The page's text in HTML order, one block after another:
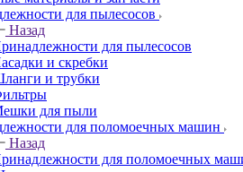
для пылесосов
Назад
для пылесосов
и скребки
и трубки
для пыли
для поломоечных машин
Назад
для поломоечных